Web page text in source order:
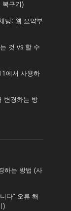
복구기)
팅: 웹 요약부
것 vs 할 수
에서 사용하
경하는 방
하는 방법 (사
다” 오류 해
)